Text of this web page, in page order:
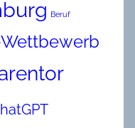
Beruf